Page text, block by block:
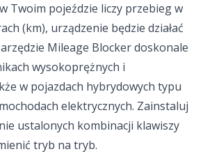
Twoim pojeździe liczy przebieg w
(km), urządzenie będzie działać
Mileage Blocker doskonale
wysokoprężnych i
w pojazdach hybrydowych typu
elektrycznych. Zainstaluj
ustalonych kombinacji klawiszy
tryb na tryb.